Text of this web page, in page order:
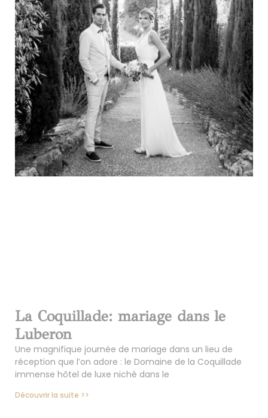
La Coquillade: mariage dans le
Luberon
Une magnifique journée de mariage dans un lieu de
réception que l’on adore : le Domaine de la Coquillade
immense hôtel de luxe niché dans le
Découvrir la suite >>